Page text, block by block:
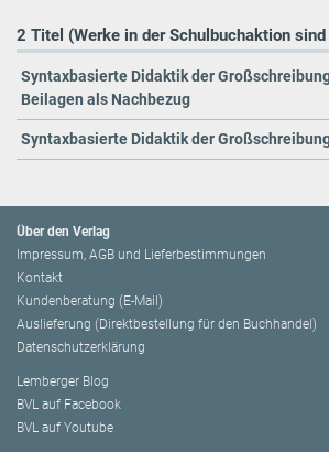
2 Titel (Werke in der Schulbuchaktion
Syntaxbasierte Didaktik der
Beilagen als Nachbezug
Syntaxbasierte Didaktik der
Über den Verlag
Impressum, AGB und Lieferbestimmungen
Kontakt
Kundenberatung (E-Mail)
Auslieferung (Direktbestellung für den Buchhandel)
Datenschutzerklärung
Lemberger Blog
BVL auf Facebook
BVL auf Youtube